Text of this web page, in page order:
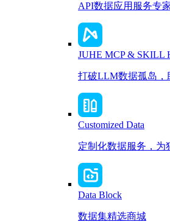
API数据应用服务专
JUHE MCP & SKILL
打破LLM数据孤岛，
Customized Data
定制化数据服务，为
Data Block
数据集精选商城